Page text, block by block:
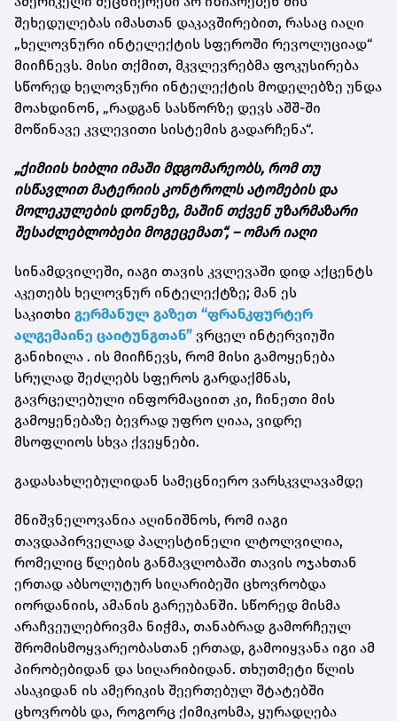
შეხედულებას იმასთან დაკავშირებით, რასაც იაღი
„ხელოვნური ინტელექტის სფეროში რევოლუციად“
მიიჩნევს. მისი თქმით, მკვლევრებმა ფოკუსირება
სწორედ ხელოვნური ინტელექტის მოდელებზე უნდა
მოახდინონ, „რადგან სასწორზე დევს აშშ-ში
მოწინავე კვლევითი სისტემის გადარჩენა“.
„ქიმიის ხიბლი იმაში მდგომარეობს, რომ თუ
ისწავლით მატერიის კონტროლს ატომების და
მოლეკულების დონეზე, მაშინ თქვენ უზარმაზარი
შესაძლებლობები მოგეცემათ“, – ომარ იაღი
სინამდვილეში, იაგი თავის კვლევაში დიდ აქცენტს
აკეთებს ხელოვნურ ინტელექტზე; მან ეს
საკითხი გერმანულ გაზეთ “ფრანკფურტერ
ალგემაინე ცაიტუნგთან” ვრცელ ინტერვიუში
განიხილა . ის მიიჩნევს, რომ მისი გამოყენება
სრულად შეძლებს სფეროს გარდაქმნას,
გავრცელებული ინფორმაციით კი, ჩინეთი მის
გამოყენებაზე ბევრად უფრო ღიაა, ვიდრე
მსოფლიოს სხვა ქვეყნები.
გადასახლებულიდან სამეცნიერო ვარსკვლავამდე
მნიშვნელოვანია აღინიშნოს, რომ იაგი
თავდაპირველად პალესტინელი ლტოლვილია,
რომელიც წლების განმავლობაში თავის ოჯახთან
ერთად აბსოლუტურ სიღარიბეში ცხოვრობდა
იორდანიის, ამანის გარეუბანში. სწორედ მისმა
არაჩვეულებრივმა ნიჭმა, თანაბრად გამორჩეულ
შრომისმოყვარეობასთან ერთად, გამოიყვანა იგი ამ
პირობებიდან და სიღარიბიდან. თხუთმეტი წლის
ასაკიდან ის ამერიკის შეერთებულ შტატებში
ცხოვრობს და, როგორც ქიმიკოსმა, ყურადღება